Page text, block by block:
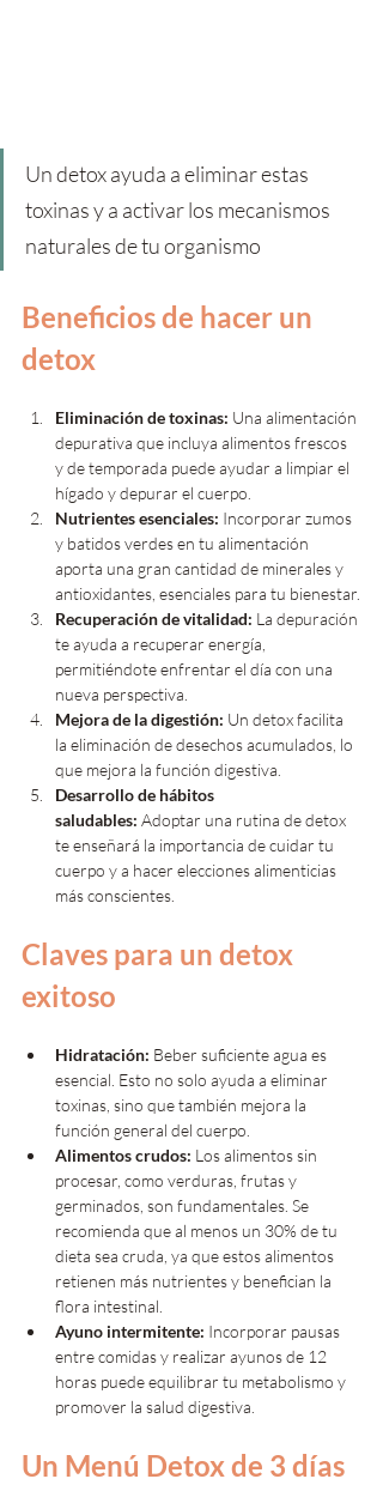
Un detox ayuda a eliminar estas
toxinas y a activar los mecanismos
naturales de tu organismo
Beneficios de hacer un
detox
Eliminación de toxinas: Una alimentación
depurativa que incluya alimentos frescos
y de temporada puede ayudar a limpiar el
hígado y depurar el cuerpo.
Nutrientes esenciales: Incorporar zumos
y batidos verdes en tu alimentación
aporta una gran cantidad de minerales y
antioxidantes, esenciales para tu bienestar.
Recuperación de vitalidad: La depuración
te ayuda a recuperar energía,
permitiéndote enfrentar el día con una
nueva perspectiva.
Mejora de la digestión: Un detox facilita
la eliminación de desechos acumulados, lo
que mejora la función digestiva.
Desarrollo de hábitos
saludables: Adoptar una rutina de detox
te enseñará la importancia de cuidar tu
cuerpo y a hacer elecciones alimenticias
más conscientes.
Claves para un detox
exitoso
Hidratación: Beber suficiente agua es
esencial. Esto no solo ayuda a eliminar
toxinas, sino que también mejora la
función general del cuerpo.
Alimentos crudos: Los alimentos sin
procesar, como verduras, frutas y
germinados, son fundamentales. Se
recomienda que al menos un 30% de tu
dieta sea cruda, ya que estos alimentos
retienen más nutrientes y benefician la
flora intestinal.
Ayuno intermitente: Incorporar pausas
entre comidas y realizar ayunos de 12
horas puede equilibrar tu metabolismo y
promover la salud digestiva.
Un Menú Detox de 3 días